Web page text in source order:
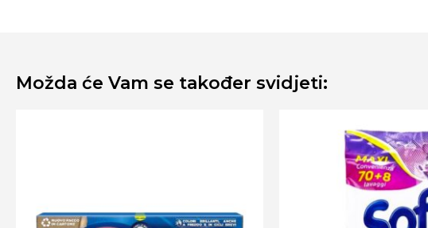
Možda će Vam se također svidjeti: